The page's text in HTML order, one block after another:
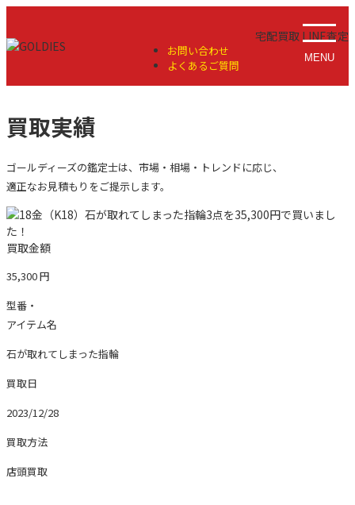
お問い合わせ
よくあるご質問
宅配買取 LINE査定
MENU
買取実績
ゴールディーズの鑑定士は、市場・相場・トレンドに応じ、
適正なお見積もりをご提示します。
買取金額
35,300円
型番・
アイテム名
石が取れてしまった指輪
買取日
2023/12/28
買取方法
店頭買取